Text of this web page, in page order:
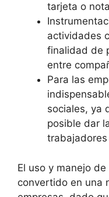
tarjeta o
actividades
finalidad de
entre
Para las
sociales, ya
posible dar
El uso y manejo
convertido en una